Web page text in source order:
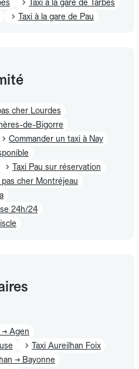
Taxi à la gare de Tarbes
Taxi à la gare de Pau
cher Lourdes
de-Bigorre
Commander un taxi à Nay
Taxi Pau sur réservation
pas cher Montréjeau
24h/24
→ Agen
Taxi Aureilhan Foix
→ Bayonne